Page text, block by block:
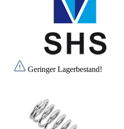
Geringer Lagerbestand!